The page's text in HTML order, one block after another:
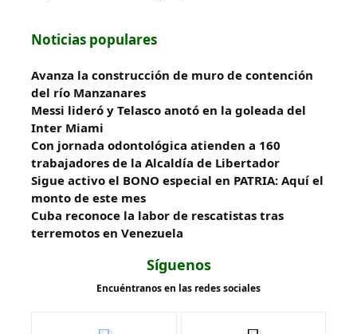
Noticias populares
Avanza la construcción de muro de contención
del río Manzanares
Messi lideró y Telasco anotó en la goleada del
Inter Miami
Con jornada odontológica atienden a 160
trabajadores de la Alcaldía de Libertador
Sigue activo el BONO especial en PATRIA: Aquí el
monto de este mes
Cuba reconoce la labor de rescatistas tras
terremotos en Venezuela
Síguenos
Encuéntranos en las redes sociales